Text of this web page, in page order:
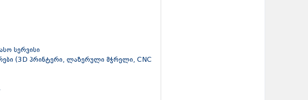
სერვისი
(3D პრინტერი, ლაზერული მჭრელი, CNC